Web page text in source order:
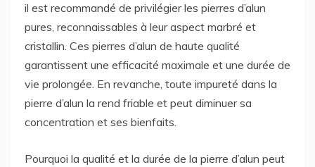
il est recommandé de privilégier les pierres d’alun
pures, reconnaissables à leur aspect marbré et
cristallin. Ces pierres d’alun de haute qualité
garantissent une efficacité maximale et une durée de
vie prolongée. En revanche, toute impureté dans la
pierre d’alun la rend friable et peut diminuer sa
concentration et ses bienfaits.
Pourquoi la qualité et la durée de la pierre d’alun peut